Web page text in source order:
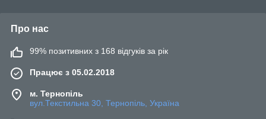
Про нас
99% позитивних з 168 відгуків за рік
Працює з 05.02.2018
м. Тернопіль
вул.Текстильна 30, Тернопіль, Україна